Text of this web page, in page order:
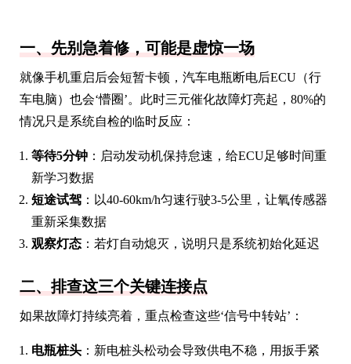
一、先别急着修，可能是虚惊一场
就像手机重启后会短暂卡顿，汽车电瓶断电后ECU（行
车电脑）也会‘懵圈’。此时三元催化故障灯亮起，80%的
情况只是系统自检的临时反应：
等待5分钟 ：启动发动机保持怠速，给ECU足够时间重
新学习数据
短途试驾 ：以40-60km/h匀速行驶3-5公里，让氧传感器
重新采集数据
观察灯态 ：若灯自动熄灭，说明只是系统初始化延迟
二、排查这三个关键连接点
如果故障灯持续亮着，重点检查这些‘信号中转站’：
电瓶桩头 ：新电桩头松动会导致供电不稳，用扳手紧